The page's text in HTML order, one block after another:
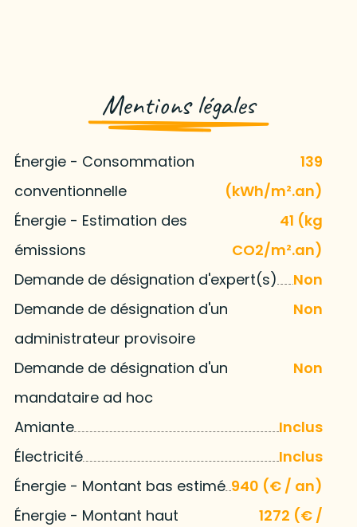
Mentions légales
Énergie - Consommation
conventionnelle
139
(kWh/m².an)
Énergie - Estimation des
émissions
41 (kg
CO2/m².an)
Demande de désignation d'expert(s)
Non
Demande de désignation d'un
administrateur provisoire
Non
Demande de désignation d'un
mandataire ad hoc
Non
Amiante
Inclus
Électricité
Inclus
Énergie - Montant bas estimé 940 (€ / an)
Énergie - Montant haut
1272 (€ /